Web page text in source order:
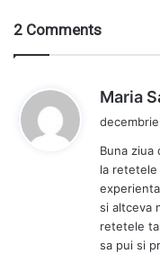
2 Comments
Maria
Buna ziua
la retetele
si altceva
retetele
sa pui si